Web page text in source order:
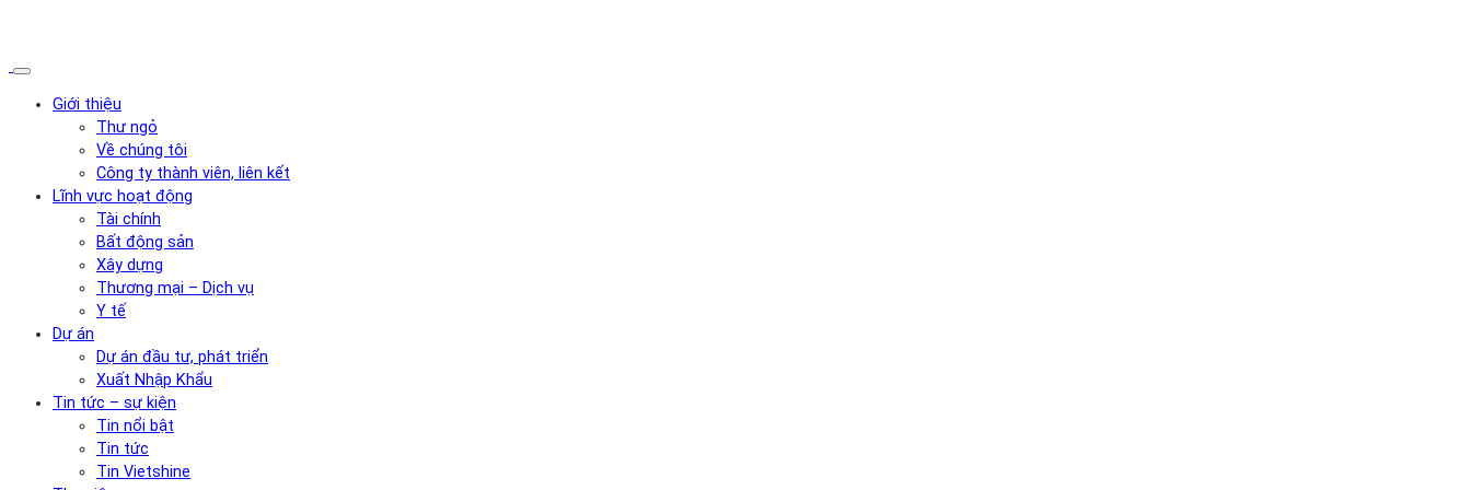
Giới thiệu
Thư ngỏ
Về chúng tôi
Công ty thành viên, liên kết
Lĩnh vực hoạt động
Tài chính
Bất động sản
Xây dựng
Thương mại – Dịch vụ
Y tế
Dự án
Dự án đầu tư, phát triển
Xuất Nhập Khẩu
Tin tức – sự kiện
Tin nổi bật
Tin tức
Tin Vietshine